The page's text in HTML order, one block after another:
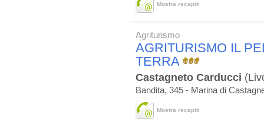
Mostra recapiti
Agriturismo
AGRITURISMO IL
TERRA
Castagneto Carducci
Bandita, 345 - Marina di
Mostra recapiti